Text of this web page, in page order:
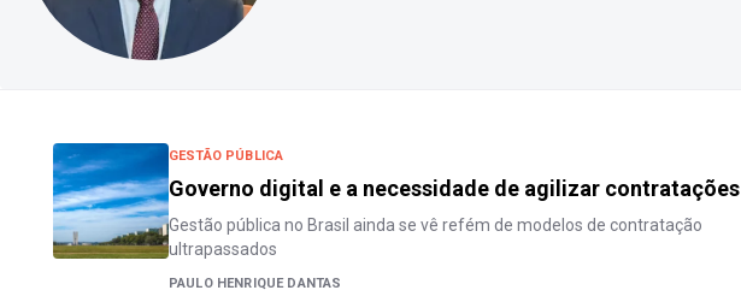
GESTÃO PÚBLICA
Governo digital e a necessidade de agilizar contratações
Gestão pública no Brasil ainda se vê refém de modelos de contratação
ultrapassados
PAULO HENRIQUE DANTAS